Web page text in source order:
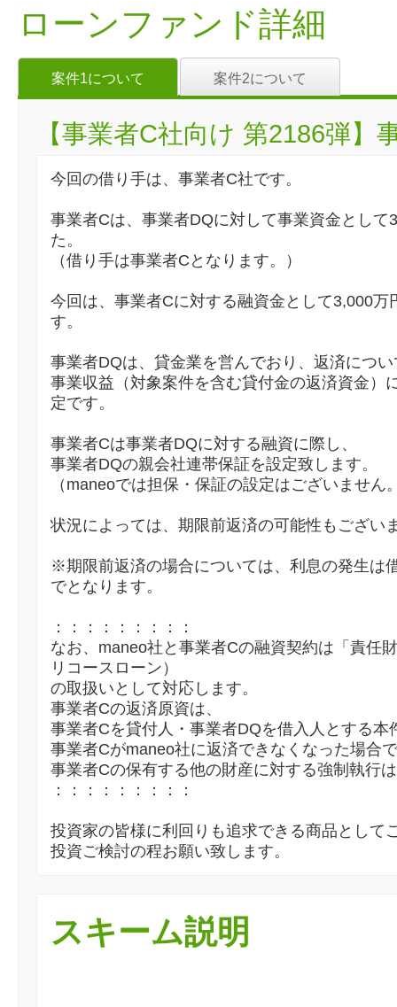
ローンファンド詳細
案件1について 案件2について
【事業者C社向け 第2186弾
今回の借り手は、事業者C社です。
事業者Cは、事業者DQに対して事業資金として
た。
（借り手は事業者Cとなります。）
今回は、事業者Cに対する融資金として3,000万
す。
事業者DQは、貸金業を営んでおり、返済につい
事業収益（対象案件を含む貸付金の返済資金）
定です。
事業者Cは事業者DQに対する融資に際し、
事業者DQの親会社連帯保証を設定致します。
（maneoでは担保・保証の設定はございません
状況によっては、期限前返済の可能性もござい
※期限前返済の場合については、利息の発生は
でとなります。
：：：：：：：：：
なお、maneo社と事業者Cの融資契約は「責任
リコースローン）
の取扱いとして対応します。
事業者Cの返済原資は、
事業者Cを貸付人・事業者DQを借入人とする本
事業者Cがmaneo社に返済できなくなった場合
事業者Cの保有する他の財産に対する強制執行
：：：：：：：：：
投資家の皆様に利回りも追求できる商品として
投資ご検討の程お願い致します。
スキーム説明